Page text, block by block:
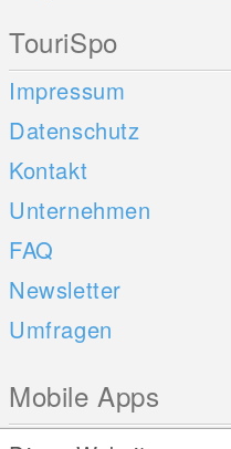
TouriSpo
Impressum
Datenschutz
Kontakt
Unternehmen
FAQ
Newsletter
Umfragen
Mobile Apps